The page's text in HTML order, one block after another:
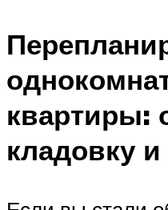
квартиры:
кладовку